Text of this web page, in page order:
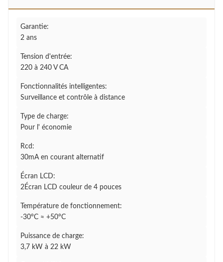
Garantie:
2 ans
Tension d'entrée:
220 à 240 V CA
Fonctionnalités intelligentes:
Surveillance et contrôle à distance
Type de charge:
Pour l' économie
Rcd:
30mA en courant alternatif
Écran LCD:
2Écran LCD couleur de 4 pouces
Température de fonctionnement:
-30°C ≈ +50°C
Puissance de charge:
3,7 kW à 22 kW